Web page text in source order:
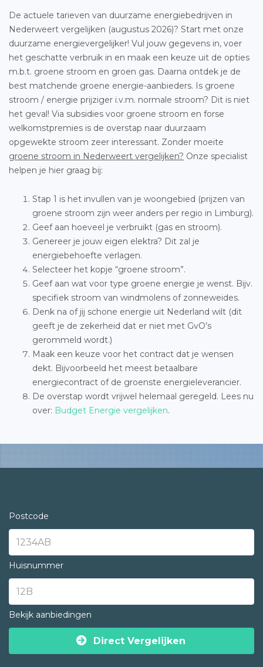
De actuele tarieven van duurzame energiebedrijven in
Nederweert vergelijken (augustus 2026)? Start met onze
duurzame energievergelijker! Vul jouw gegevens in, voer
het geschatte verbruik in en maak een keuze uit de opties
m.b.t. groene stroom en groen gas. Daarna ontdek je de
best matchende groene energie-aanbieders. Is groene
stroom / energie prijziger i.v.m. normale stroom? Dit is niet
het geval! Via subsidies voor groene stroom en forse
welkomstpremies is de overstap naar duurzaam
opgewekte stroom zeer interessant. Zonder moeite
groene stroom in Nederweert vergelijken? Onze specialist
helpen je hier graag bij:
Stap 1 is het invullen van je woongebied (prijzen van
groene stroom zijn weer anders per regio in Limburg).
Geef aan hoeveel je verbruikt (gas en stroom).
Genereer je jouw eigen elektra? Dit zal je
energiebehoefte verlagen.
Selecteer het kopje “groene stroom”.
Geef aan wat voor type groene energie je wenst. Bijv.
specifiek stroom van windmolens of zonneweides.
Denk na of jij schone energie uit Nederland wilt (dit
geeft je de zekerheid dat er niet met GvO’s
gerommeld wordt.)
Maak een keuze voor het contract dat je wensen
dekt. Bijvoorbeeld het meest betaalbare
energiecontract of de groenste energieleverancier.
De overstap wordt vrijwel helemaal geregeld. Lees nu
over: Budget Energie vergelijken.
Postcode
Huisnummer
Bekijk aanbiedingen
Direct Vergelijken